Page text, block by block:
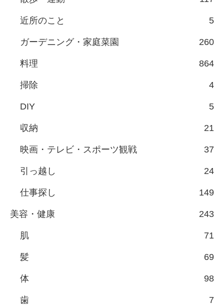
近所のこと 5
ガーデニング・家庭菜園 260
料理 864
掃除 4
DIY 5
収納 21
映画・テレビ・スポーツ観戦 37
引っ越し 24
仕事探し 149
美容・健康 243
肌 71
髪 69
体 98
歯 7